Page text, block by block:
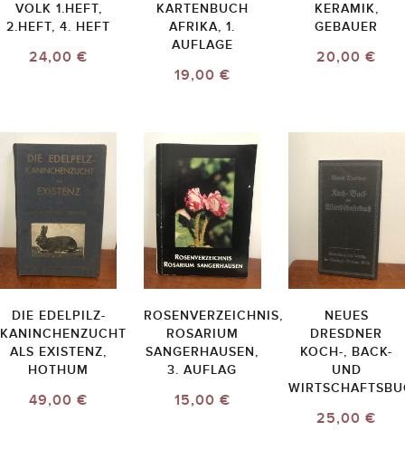
VOLK 1.HEFT,
2.HEFT, 4. HEFT
24,00 €
KARTENBUCH
AFRIKA, 1.
AUFLAGE
19,00 €
KERAMIK,
GEBAUER
20,00 €
DIE EDELPILZ-
KANINCHENZUCHT
ALS EXISTENZ,
HOTHUM
49,00 €
ROSENVERZEICHNIS,
ROSARIUM
SANGERHAUSEN,
3. AUFLAG
15,00 €
NEUES
DRESDNER
KOCH-, BACK-
UND
25,00 €